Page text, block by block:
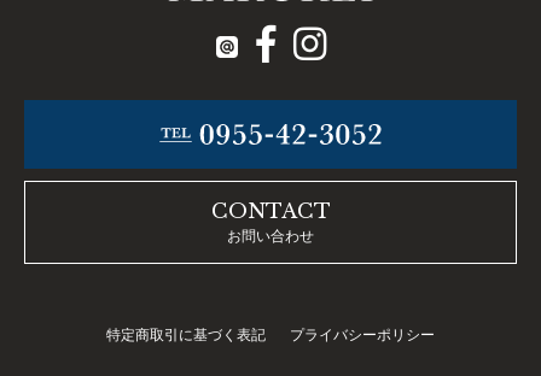
CONTACT
お問い合わせ
特定商取引に基づく表記 プライバシーポリシー